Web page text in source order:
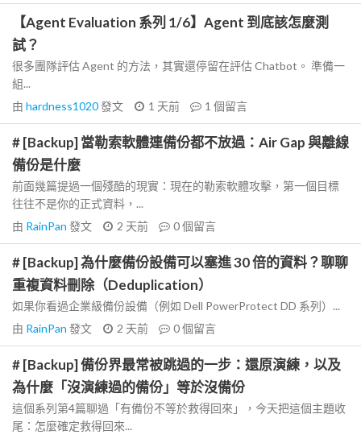
【Agent Evaluation 系列 1/6】Agent 到底該怎麼測
試？
很多團隊評估 Agent 的方法，其實還停留在評估 Chatbot。 準備一
組...
由 hardness1020發文 1 天前 1 個留言
# [Backup] 當勒索軟體連備份都不放過：Air Gap 與離線
備份是什麼
前面幾篇提過一個殘酷的現實：現在的勒索軟體攻擊，第一個目標
往往不是你的正式資料，...
由 RainPan 發文 2 天前 0個留言
# [Backup] 為什麼備份設備可以塞進 30 倍的資料？聊聊
重複資料刪除（Deduplication）
如果你看過企業級備份設備（例如 Dell PowerProtect DD 系列）...
由 RainPan 發文 2 天前 0個留言
# [Backup] 備份界最常被跳過的一步：還原演練，以及
為什麼「沒演練過的備份」等於沒備份
這個系列第4篇聊過「有備份不等於救得回來」，今天把這個主題收
尾：怎麼確定救得回來...